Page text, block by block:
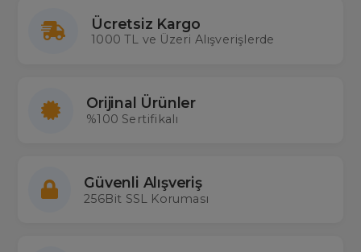
Ücretsiz Kargo
1000 TL ve Üzeri Alışverişlerde
Orijinal Ürünler
%100 Sertifikalı
Güvenli Alışveriş
256Bit SSL Koruması